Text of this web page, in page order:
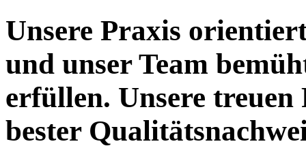
Unsere Praxis
und unser Team
erfüllen. Unsere
bester